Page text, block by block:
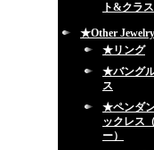
ト&クラ
★Other Jewelry
★リング
★バング
ス
★ペンダ
ックレス
ー）